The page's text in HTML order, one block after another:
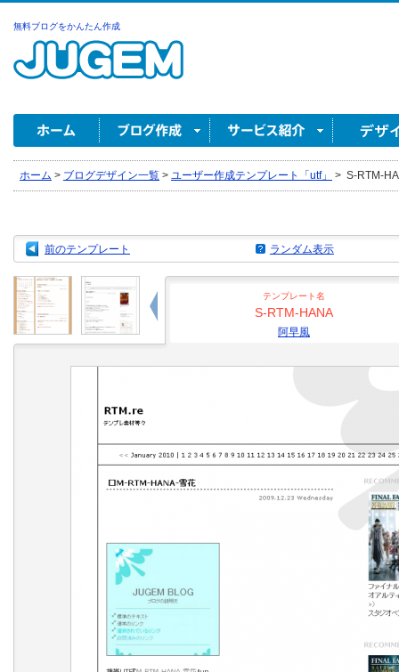
無料ブログをかんたん作成
ホーム > ブログデザイン一覧 > ユーザー作成テンプレート「utf」 > S-RTM-
前のテンプレート ランダム表示
テンプレート名
S-RTM-HANA
阿早風